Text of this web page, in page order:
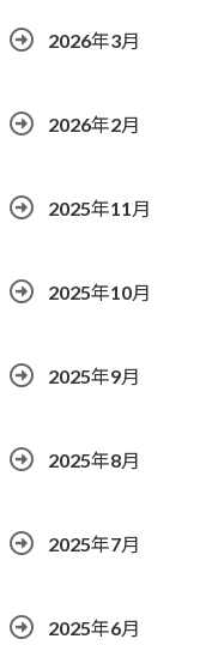
2026年3月
2026年2月
2025年11月
2025年10月
2025年9月
2025年8月
2025年7月
2025年6月